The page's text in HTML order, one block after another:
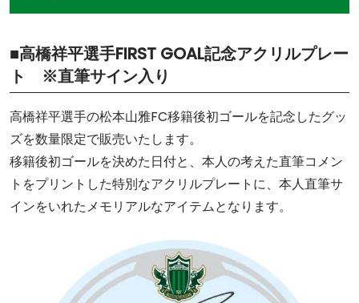
■高橋祥平選手FIRST GOAL記念アクリルプレー
ト ※直筆サイン入り
高橋祥平選手の松本山雅FC移籍後初ゴールを記念したグッ
ズを数量限定で販売いたします。
移籍後初ゴールを決めた日付と、本人の考えた直筆コメン
トをプリントした特別なアクリルプレートに、本人直筆サ
インをいれたメモリアルなアイテムとなります。